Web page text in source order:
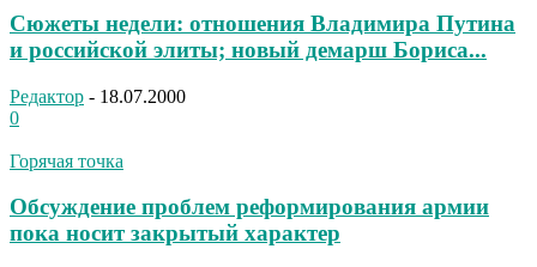
Сюжеты недели: отношения Владимира Путина
и российской элиты; новый демарш Бориса...
Редактор - 18.07.2000
0
Горячая точка
Обсуждение проблем реформирования армии
пока носит закрытый характер